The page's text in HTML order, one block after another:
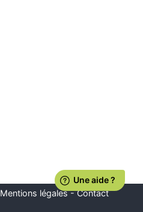
Mentions légales-Contact